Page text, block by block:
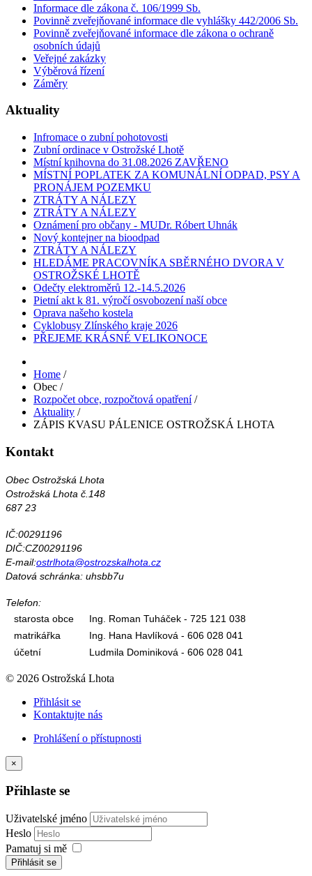
Informace dle zákona č. 106/1999 Sb.
Povinně zveřejňované informace dle vyhlášky 442/2006 Sb.
Povinně zveřejňované informace dle zákona o ochraně
osobních údajů
Veřejné zakázky
Výběrová řízení
Záměry
Aktuality
Infromace o zubní pohotovosti
Zubní ordinace v Ostrožské Lhotě
Místní knihovna do 31.08.2026 ZAVŘENO
MÍSTNÍ POPLATEK ZA KOMUNÁLNÍ ODPAD, PSY A
PRONÁJEM POZEMKU
ZTRÁTY A NÁLEZY
ZTRÁTY A NÁLEZY
Oznámení pro občany - MUDr. Róbert Uhnák
Nový kontejner na bioodpad
ZTRÁTY A NÁLEZY
HLEDÁME PRACOVNÍKA SBĚRNÉHO DVORA V
OSTROŽSKÉ LHOTĚ
Odečty elektroměrů 12.-14.5.2026
Pietní akt k 81. výročí osvobození naší obce
Oprava našeho kostela
Cyklobusy Zlínského kraje 2026
PŘEJEME KRÁSNÉ VELIKONOCE
Home /
Obec /
Rozpočet obce, rozpočtová opatření /
Aktuality /
ZÁPIS KVASU PÁLENICE OSTROŽSKÁ LHOTA
Kontakt
Obec Ostrožská Lhota
Ostrožská Lhota č.148
687 23
IČ:00291196
DIČ:CZ00291196
E-mail:ostrlhota@ostrozskalhota.cz
Datová schránka: uhsbb7u
Telefon:
starosta obce
Ing. Roman Tuháček - 725 121 038
matrikářka
Ing. Hana Havlíková - 606 028 041
účetní
Ludmila Dominiková - 606 028 041
© 2026 Ostrožská Lhota
Přihlásit se
Kontaktujte nás
Prohlášení o přístupnosti
×
Přihlaste se
Uživatelské jméno
Heslo
Pamatuj si mě
Přihlásit se